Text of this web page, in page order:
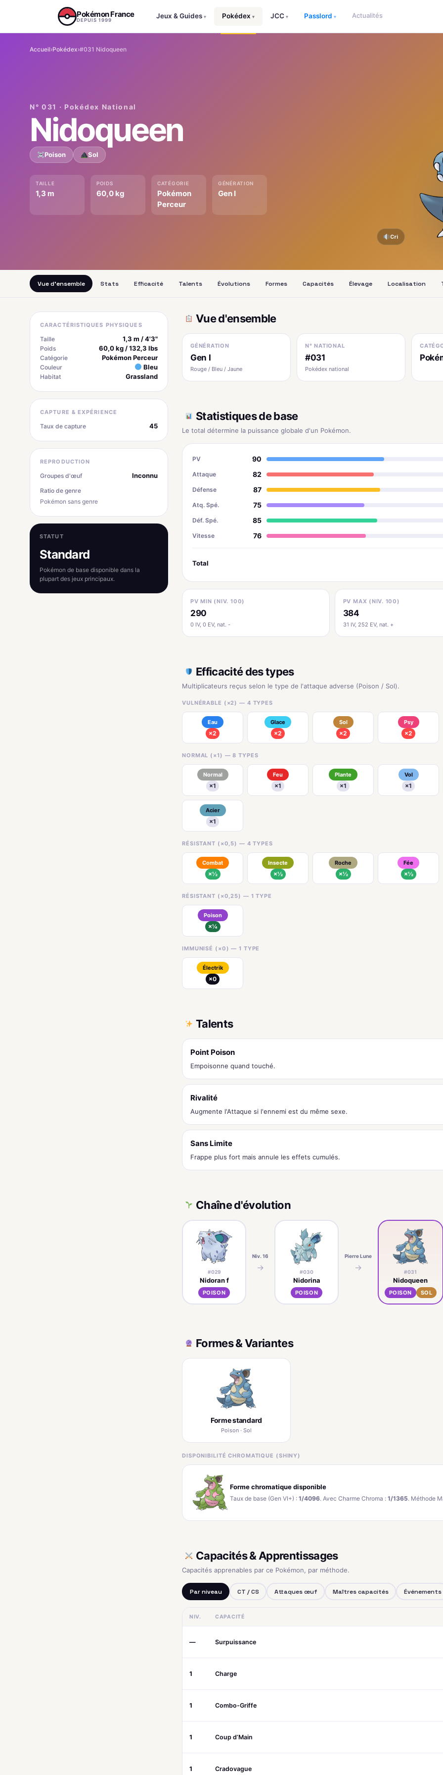
Pokémon France
DEPUIS 1999
Jeux & Guides ▾ Pokédex ▾ JCC ▾ Passlord ▾ Actualités
Accueil›Pokédex›#031 Nidoqueen
N° 031 · Pokédex National
Nidoqueen
Poison Sol
TAILLE
1,3 m
POIDS
60,0 kg
CATÉGORIE
Pokémon
Perceur
GÉNÉRATION
Gen I
Cri
Vue d'ensemble Stats Efficacité Talents Évolutions Formes Capacités Élevage Localisation
CARACTÉRISTIQUES PHYSIQUES
Taille 1,3 m / 4'3"
Poids 60,0 kg / 132,3 lbs
Catégorie Pokémon Perceur
Couleur Bleu
Habitat Grassland
CAPTURE & EXPÉRIENCE
Taux de capture 45
REPRODUCTION
Groupes d'œuf Inconnu
Ratio de genre
Pokémon sans genre
STATUT
Standard
Pokémon de base disponible dans la
plupart des jeux principaux.
Vue d'ensemble
GÉNÉRATION
Gen I
Rouge / Bleu / Jaune
N° NATIONAL
#031
Pokédex national
Statistiques de base
Le total détermine la puissance globale d'un Pokémon.
PV 90
Attaque 82
Défense 87
Atq. Spé. 75
Déf. Spé. 85
Vitesse 76
Total
PV MIN (NIV. 100)
290
0 IV, 0 EV, nat. -
PV MAX (NIV. 100)
384
31 IV, 252 EV, nat. +
Efficacité des types
Multiplicateurs reçus selon le type de l'attaque adverse (Poison / Sol).
VULNÉRABLE (×2) — 4 TYPES
Eau
×2
Glace
×2
Sol
×2
Psy
×2
NORMAL (×1) — 8 TYPES
Normal
×1
Feu
×1
Plante
×1
Vol
×1
Acier
×1
RÉSISTANT (×0,5) — 4 TYPES
Combat
×½
Insecte
×½
Roche
×½
Fée
×½
RÉSISTANT (×0,25) — 1 TYPE
Poison
×¼
IMMUNISÉ (×0) — 1 TYPE
Électrik
×0
Talents
Point Poison
Empoisonne quand touché.
Rivalité
Augmente l'Attaque si l'ennemi est du même sexe.
Sans Limite
Frappe plus fort mais annule les effets cumulés.
Chaîne d'évolution
#029
Nidoran f
POISON
Niv. 16
→ #030
Nidorina
POISON
Pierre Lune
→ #031
Nidoqueen
POISON SOL
Formes & Variantes
Forme standard
Poison · Sol
DISPONIBILITÉ CHROMATIQUE (SHINY)
Forme chromatique disponible
Taux de base (Gen VI+) : 1/4096. Avec Charme Chroma : 1/1365. Méthode
Capacités & Apprentissages
Capacités apprenables par ce Pokémon, par méthode.
Par niveau CT / CS Attaques œuf Maîtres capacités Événements
NIV. CAPACITÉ
— Surpuissance
1 Charge
1 Combo-Griffe
1 Coup d’Main
1 Cradovague